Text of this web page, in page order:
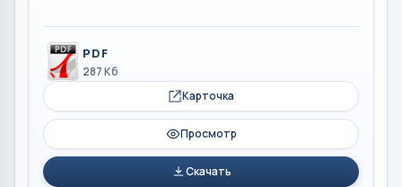
PDF
287 Кб
Карточка
Просмотр
Скачать